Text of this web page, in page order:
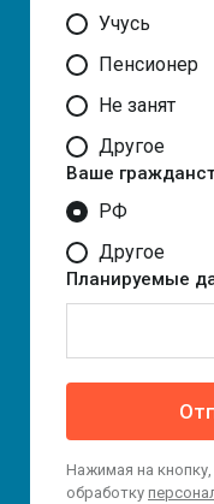
Учусь
Пенсионер
Не занят
Другое
Ваше
РФ
Другое
Планируемые
Нажимая на
обработку